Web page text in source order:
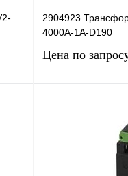
2904923
4000A-1A-D190
Цена по